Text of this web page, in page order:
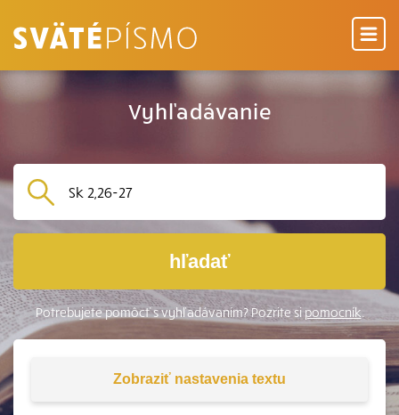
Vyhľadávanie
hľadať
Potrebujete pomôcť s vyhľadávaním? Pozrite sipomocník.
Zobraziť nastavenia textu